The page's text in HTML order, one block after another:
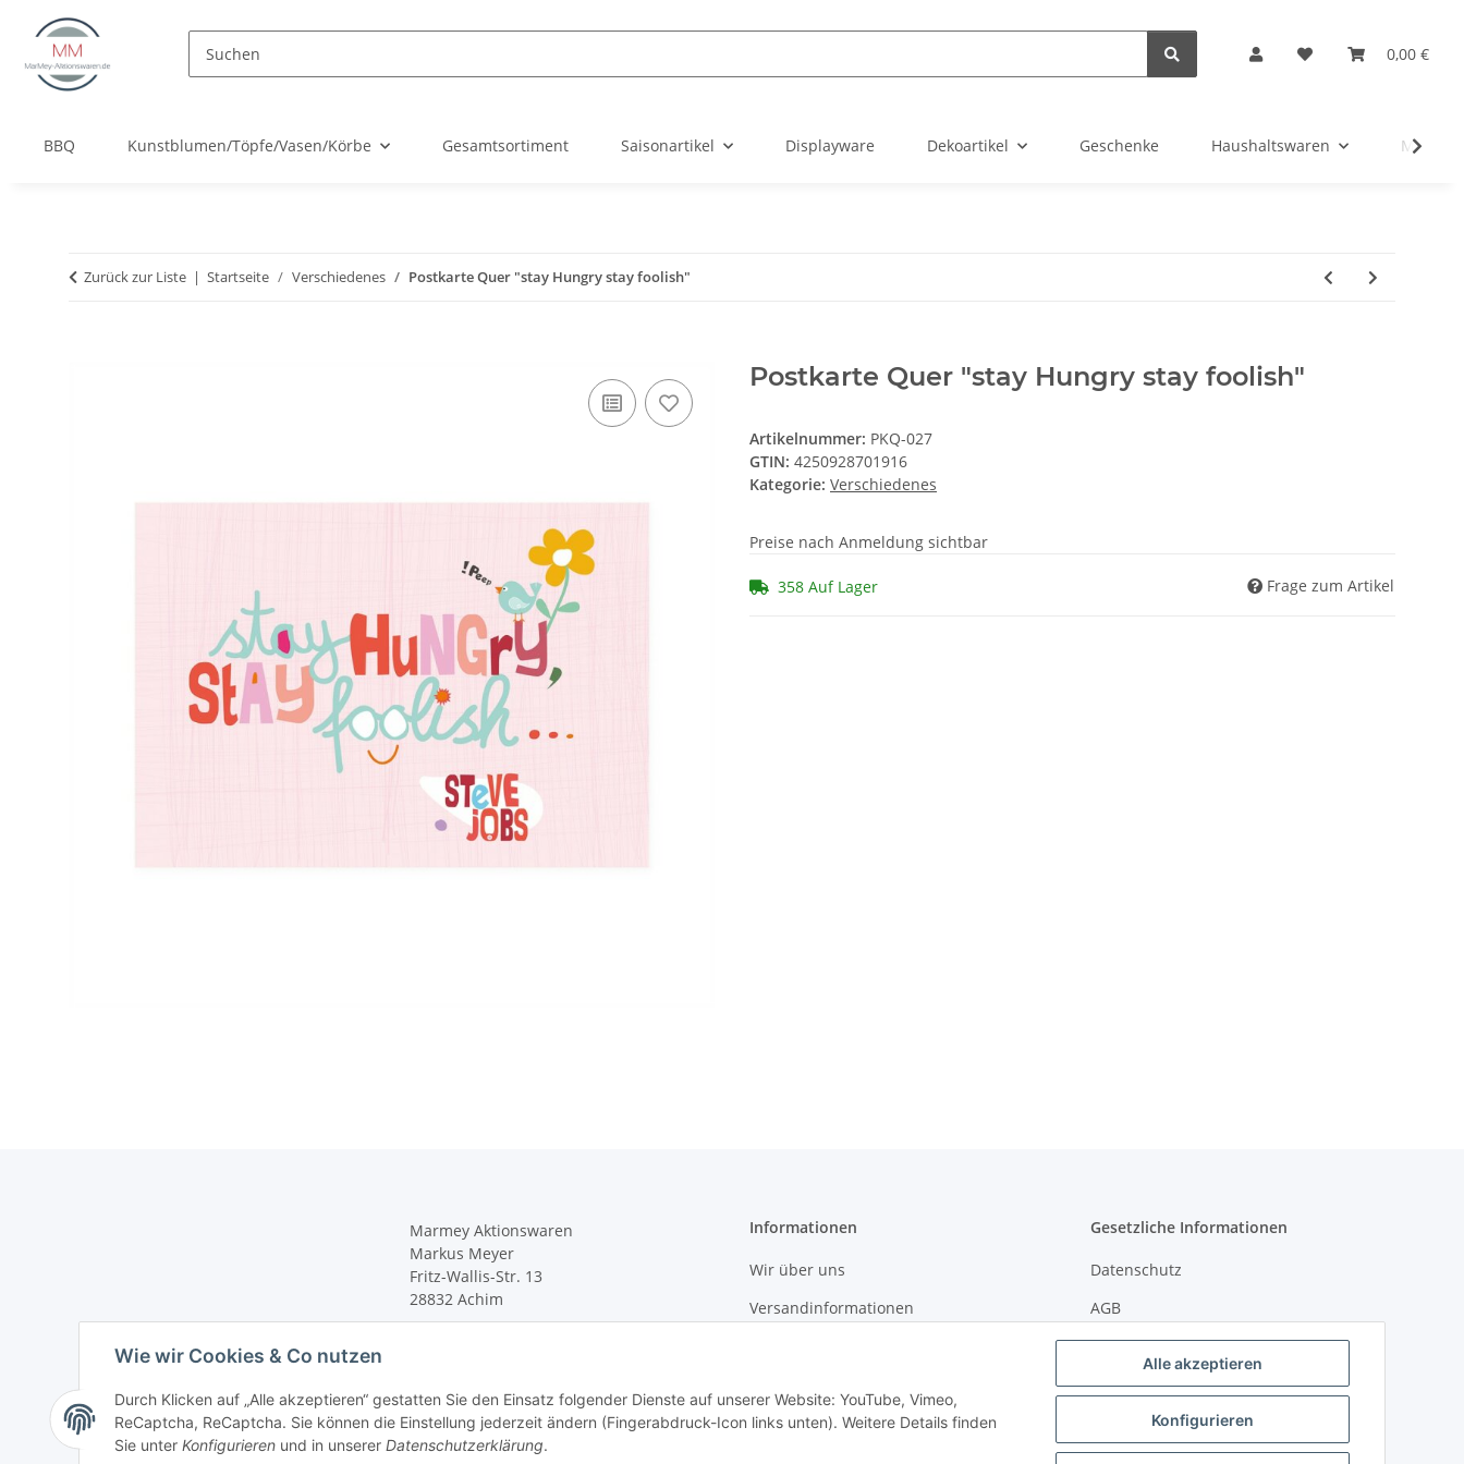
Alle akzeptieren
Konfigurieren
Wie wir Cookies & Co nutzen
Durch Klicken auf „Alle akzeptieren“ gestatten Sie den Einsatz folgender Dienste auf unserer Website: YouTube, Vimeo,
ReCaptcha, ReCaptcha. Sie können die Einstellung jederzeit ändern (Fingerabdruck-Icon links unten). Weitere Details finden
Sie unter Konfigurieren und in unserer Datenschutzerklärung.
0,00 €
BBQ Kunstblumen/Töpfe/Vasen/Körbe Gesamtsortiment Saisonartikel Displayware Dekoartikel Geschenke Haushaltswaren Maritim
Zurück zur Liste Startseite Verschiedenes Postkarte Quer "stay Hungry stay foolish"
Postkarte Quer "stay Hungry stay foolish"
Artikelnummer: PKQ-027
GTIN: 4250928701916
Kategorie: Verschiedenes
Preise nach Anmeldung sichtbar
358 Auf Lager Frage zum Artikel
Marmey Aktionswaren
Markus Meyer
Fritz-Wallis-Str. 13
28832 Achim
aktionswaren.de
Informationen
Wir über uns
Versandinformationen
Gesetzliche Informationen
Datenschutz
AGB
Widerrufsrecht
Sitemap
Impressum